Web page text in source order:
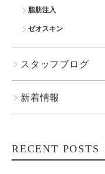
脂肪注入
ゼオスキン
スタッフブログ
新着情報
RECENT POSTS